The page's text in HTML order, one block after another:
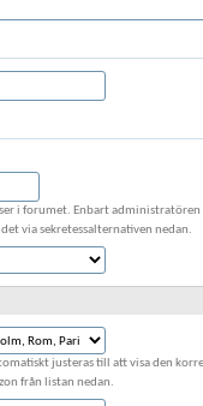
i forumet. Enbart
via sekretessalternativen nedan.
justeras till att visa den
från listan nedan.